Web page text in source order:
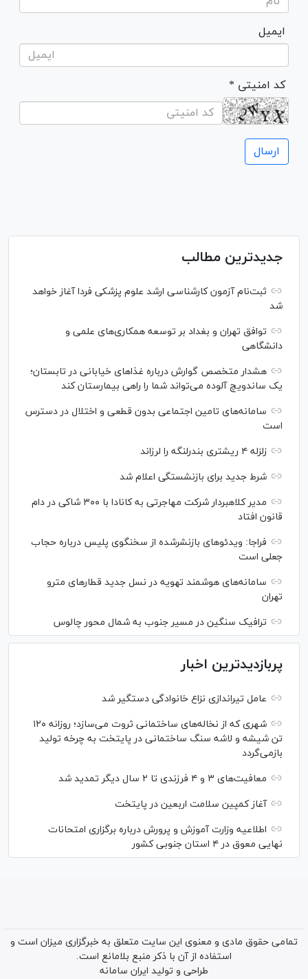
ایمیل
* کد امنیتی
جدیدترین مطالب
ثبت‌نام آزمون کارشناسی ارشد علوم پزشکی فردا آغاز خواهد
شد
توافق تهران و بغداد بر توسعه همکاری‌های علمی و
دانشگاهی
هشدار متخصص گوارش درباره غذا‌های خیابانی در تابستان؛
یک ساندویچ آلوده می‌تواند شما را راهی بیمارستان کند
سامانه‌های تامین اجتماعی بدون قطعی و اختلال در دسترس
است
زلزله ۴ ریشتری بندرلنگه را لرزاند
شرط جدید برای بازنشستگی اعلام شد
مدیر کلاهبردار شرکت مهاجرتی به کانادا با ۳۰۰ شاکی در دام
قانون افتاد
فراجا: ویدئو‌های بازنشرشده از سخنگوی پلیس درباره حجاب
جعلی است
سامانه‌های هوشمند تهویه در نسل جدید قطار‌های مترو
تهران
ترافیک سنگین در مسیر جنوب به شمال محور چالوس
پربازدیدترین اخبار
عامل تیراندازی نزاع خانوادگی دستگیر شد
شهری که از نخاله‌های ساختمانی ثروت می‌سازد؛ روزانه ۱۲۰
تن شیشه و لاشه سنگ ساختمانی در پایتخت به چرخه تولید
بازمی‌گردد
معافیت‌های ۳ و ۴ فرزندی تا ۲ سال دیگر تمدید شد
آغاز کمپین سلامت اربعین در پایتخت
اطلاعیه وزارت آموزش و پرورش درباره برگزاری امتحانات
نهایی معوق در ۴ استان جنوبی کشور
تمامی حقوق مادی و معنوی این سایت متعلق به خبرگزاری میزان است و
استفاده از آن با ذکر منبع بلامانع است.
طراحی و تولید ایران سامانه